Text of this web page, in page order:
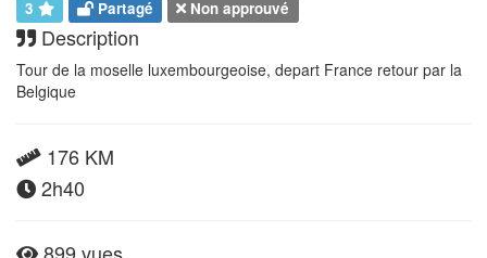
3 Partagé Non approuvé
Description
Tour de la moselle luxembourgeoise, depart France retour par la
Belgique
176 KM
2h40